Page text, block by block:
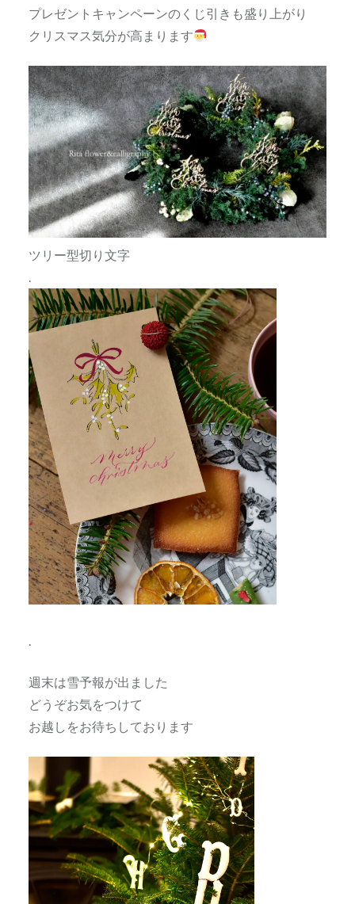
プレゼントキャンペーンのくじ引きも盛り上がり
クリスマス気分が高まります
ツリー型切り文字
.
週末は雪予報が出ました
どうぞお気をつけて
お越しをお待ちしております